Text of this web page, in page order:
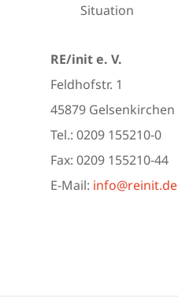
Situation
RE/init e. V.
Feldhofstr. 1
45879 Gelsenkirchen
Tel.: 0209 155210-0
Fax: 0209 155210-44
E-Mail: info@reinit.de